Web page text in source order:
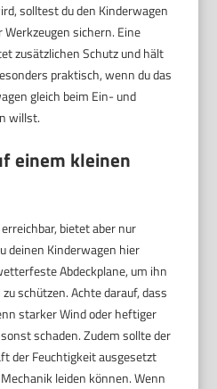
solltest du den Kinderwagen
sichern. Eine
zusätzlichen Schutz und hält
praktisch, wenn du das
gleich beim Ein- und
willst.
einem kleinen
bietet aber nur
deinen Kinderwagen hier
Abdeckplane, um ihn
schützen. Achte darauf, dass
starker Wind oder heftiger
schaden. Zudem sollte der
der Feuchtigkeit ausgesetzt
leiden können. Wenn